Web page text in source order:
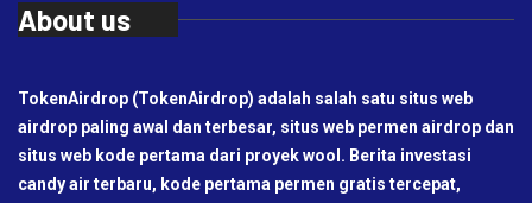
About us
TokenAirdrop (TokenAirdrop) adalah salah satu situs web
airdrop paling awal dan terbesar, situs web permen airdrop dan
situs web kode pertama dari proyek wool. Berita investasi
candy air terbaru, kode pertama permen gratis tercepat,